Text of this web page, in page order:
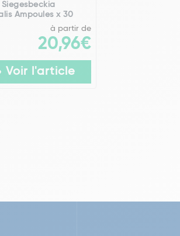
Siegesbeckia
Ampoules x 30
à partir de
20,96€
Voir l'article